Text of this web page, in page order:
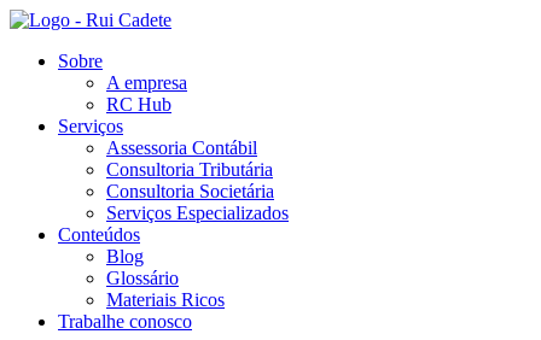
Sobre
A empresa
RC Hub
Serviços
Assessoria Contábil
Consultoria Tributária
Consultoria Societária
Serviços Especializados
Conteúdos
Blog
Glossário
Materiais Ricos
Trabalhe conosco